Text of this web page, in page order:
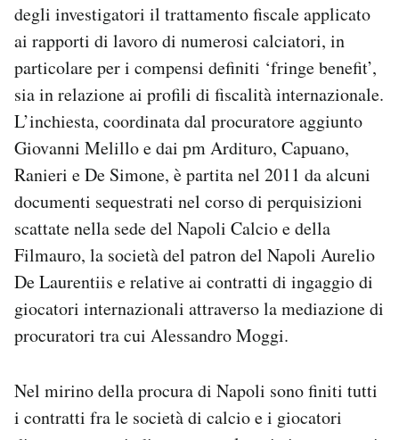
degli investigatori il trattamento fiscale applicato
ai rapporti di lavoro di numerosi calciatori, in
particolare per i compensi definiti ‘fringe benefit’,
sia in relazione ai profili di fiscalità internazionale.
L’inchiesta, coordinata dal procuratore aggiunto
Giovanni Melillo e dai pm Ardituro, Capuano,
Ranieri e De Simone, è partita nel 2011 da alcuni
documenti sequestrati nel corso di perquisizioni
scattate nella sede del Napoli Calcio e della
Filmauro, la società del patron del Napoli Aurelio
De Laurentiis e relative ai contratti di ingaggio di
giocatori internazionali attraverso la mediazione di
procuratori tra cui Alessandro Moggi.
Nel mirino della procura di Napoli sono finiti tutti
i contratti fra le società di calcio e i giocatori